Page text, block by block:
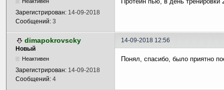
Зарегистрирован: 14-09-2018
Сообщений: 3
dimapokrovscky
14-09-2018 12:56
Новый
Неактивен
Зарегистрирован: 14-09-2018
Сообщений: 4
Понял, спасибо, было приятно